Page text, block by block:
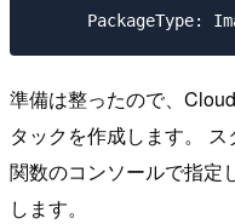
準備は整ったので、
タックを作成します。
関数のコンソールで指定
します。